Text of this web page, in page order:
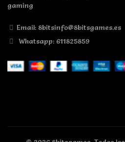
gaming
Email: 8bitsinfo@8bitsgames.es
Whatsapp: 611825859